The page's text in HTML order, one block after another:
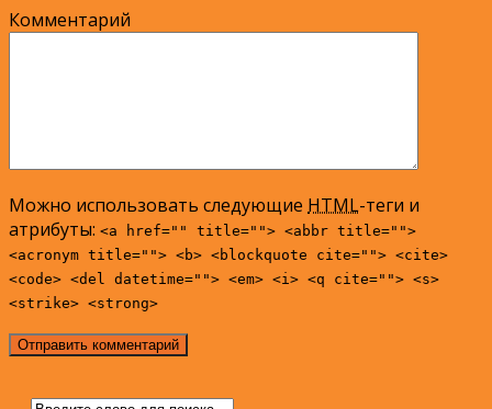
Комментарий
Можно использовать следующие HTML-теги и
атрибуты: <a href="" title=""> <abbr title="">
<acronym title=""> <b> <blockquote cite=""> <cite>
<code> <del datetime=""> <em> <i> <q cite=""> <s>
<strike> <strong>